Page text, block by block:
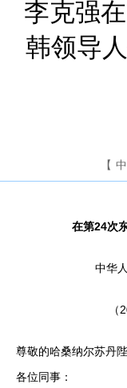
李克强
韩领导
【 中
在第24次
中华
尊敬的哈桑纳尔苏丹陛
各位同事：